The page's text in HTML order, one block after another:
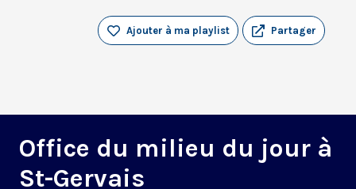
Partager
Ajouter à ma playlist
Office du milieu du jour à
St-Gervais